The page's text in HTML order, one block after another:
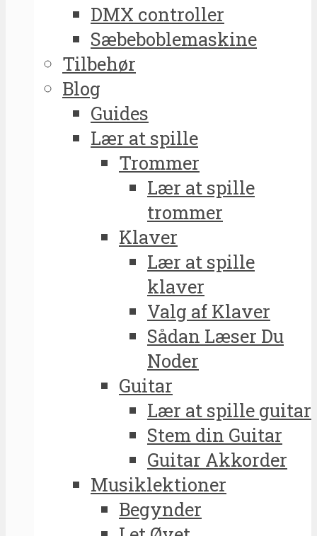
DMX controller
Sæbeboblemaskine
Tilbehør
Blog
Guides
Lær at spille
Trommer
Lær at spille
trommer
Klaver
Lær at spille
klaver
Valg af Klaver
Sådan Læser Du
Noder
Guitar
Lær at spille guitar
Stem din Guitar
Guitar Akkorder
Musiklektioner
Begynder